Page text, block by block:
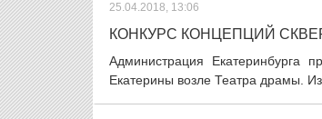
25.04.2018, 13:06
КОНКУРС КОНЦЕПЦИЙ
Администрация Екатеринбурга
Екатерины возле Театра драмы.